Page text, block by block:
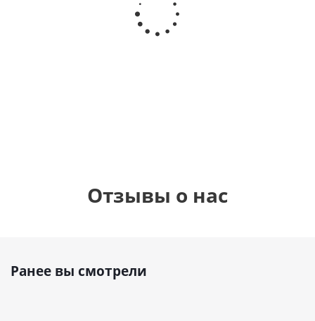
Сердце розовое
фольгированный
Отзывы о нас
Ранее вы смотрели